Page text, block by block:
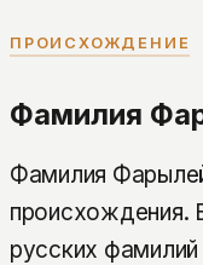
ПРОИСХОЖДЕНИЕ
Фамилия
Фамилия
происхождения.
русских